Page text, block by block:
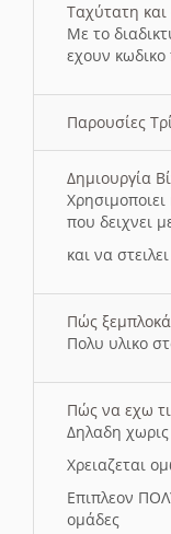
Ταχύτατη
Με το
εχουν
Παρουσίες
Δημιουργία
που δειχνει
και να
Πώς
Πολυ υλικο
Πώς να εχω
Δηλαδη
Χρειαζεται
Επιπλεον
ομάδες